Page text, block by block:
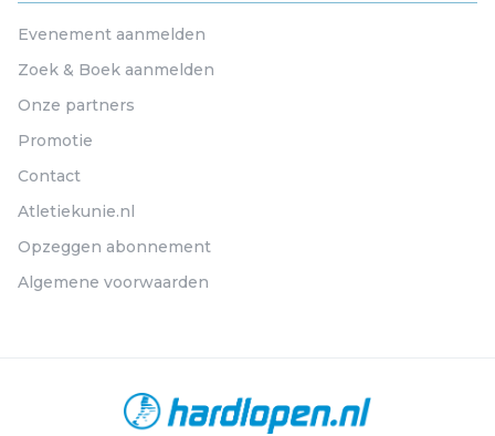
Evenement aanmelden
Zoek & Boek aanmelden
Onze partners
Promotie
Contact
Atletiekunie.nl
Opzeggen abonnement
Algemene voorwaarden